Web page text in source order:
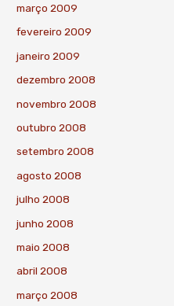
março 2009
fevereiro 2009
janeiro 2009
dezembro 2008
novembro 2008
outubro 2008
setembro 2008
agosto 2008
julho 2008
junho 2008
maio 2008
abril 2008
março 2008